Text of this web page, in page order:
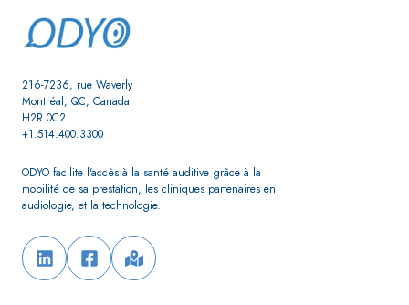
216-7236, rue Waverly
Montréal, QC, Canada
H2R 0C2
+1.514.400.3300
ODYO facilite l'accès à la santé auditive grâce à la
mobilité de sa prestation, les cliniques partenaires en
audiologie, et la technologie.